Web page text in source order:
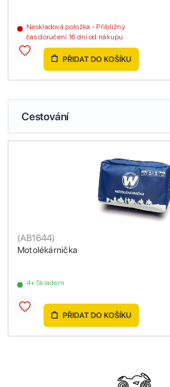
Neskladová položka - Přibližný
čas doručení 16 dní od nákupu
PŘIDAT DO KOŠÍKU
Cestování
Motolékárnička
(AB1644)
4+ Skladem
PŘIDAT DO KOŠÍKU